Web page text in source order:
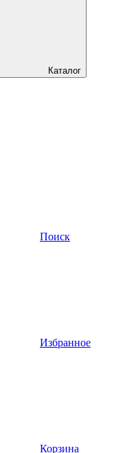
Каталог
Поиск
Избранное
Корзина